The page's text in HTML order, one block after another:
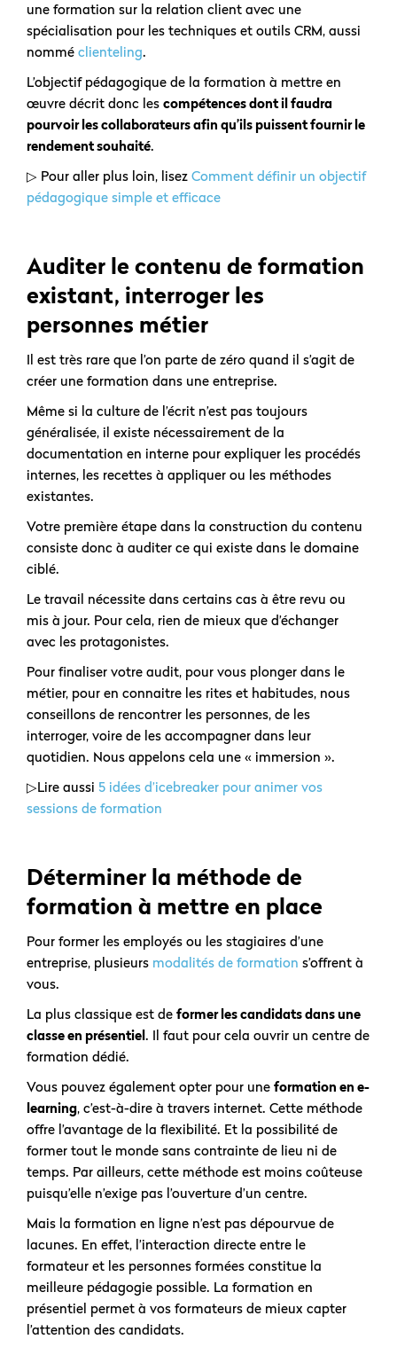
une formation sur la relation client avec une
spécialisation pour les techniques et outils CRM, aussi
nommé clienteling.
L’objectif pédagogique de la formation à mettre en
œuvre décrit donc les compétences dont il faudra
pourvoir les collaborateurs afin qu’ils puissent fournir le
rendement souhaité.
▷ Pour aller plus loin, lisez Comment définir un objectif
pédagogique simple et efficace
Auditer le contenu de formation
existant, interroger les
personnes métier
Il est très rare que l’on parte de zéro quand il s’agit de
créer une formation dans une entreprise.
Même si la culture de l’écrit n’est pas toujours
généralisée, il existe nécessairement de la
documentation en interne pour expliquer les procédés
internes, les recettes à appliquer ou les méthodes
existantes.
Votre première étape dans la construction du contenu
consiste donc à auditer ce qui existe dans le domaine
ciblé.
Le travail nécessite dans certains cas à être revu ou
mis à jour. Pour cela, rien de mieux que d’échanger
avec les protagonistes.
Pour finaliser votre audit, pour vous plonger dans le
métier, pour en connaitre les rites et habitudes, nous
conseillons de rencontrer les personnes, de les
interroger, voire de les accompagner dans leur
quotidien. Nous appelons cela une « immersion ».
▷Lire aussi 5 idées d’icebreaker pour animer vos
sessions de formation
Déterminer la méthode de
formation à mettre en place
Pour former les employés ou les stagiaires d’une
entreprise, plusieurs modalités de formation s’offrent à
vous.
La plus classique est de former les candidats dans une
classe en présentiel. Il faut pour cela ouvrir un centre de
formation dédié.
Vous pouvez également opter pour une formation en e-
learning, c’est-à-dire à travers internet. Cette méthode
offre l’avantage de la flexibilité. Et la possibilité de
former tout le monde sans contrainte de lieu ni de
temps. Par ailleurs, cette méthode est moins coûteuse
puisqu’elle n’exige pas l’ouverture d’un centre.
Mais la formation en ligne n’est pas dépourvue de
lacunes. En effet, l’interaction directe entre le
formateur et les personnes formées constitue la
meilleure pédagogie possible. La formation en
présentiel permet à vos formateurs de mieux capter
l’attention des candidats.